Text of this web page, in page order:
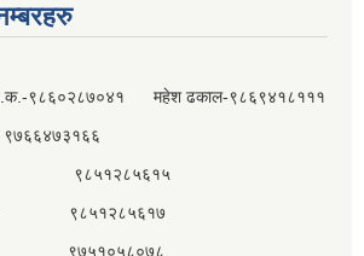
९८६०२८७०४१ महेश ढकाल-९८६९४१८१११
९७६६४७३१६६
९८५१२८५६१५
चौँकि ९८५१२८५६१७
९७५१०५८०७८